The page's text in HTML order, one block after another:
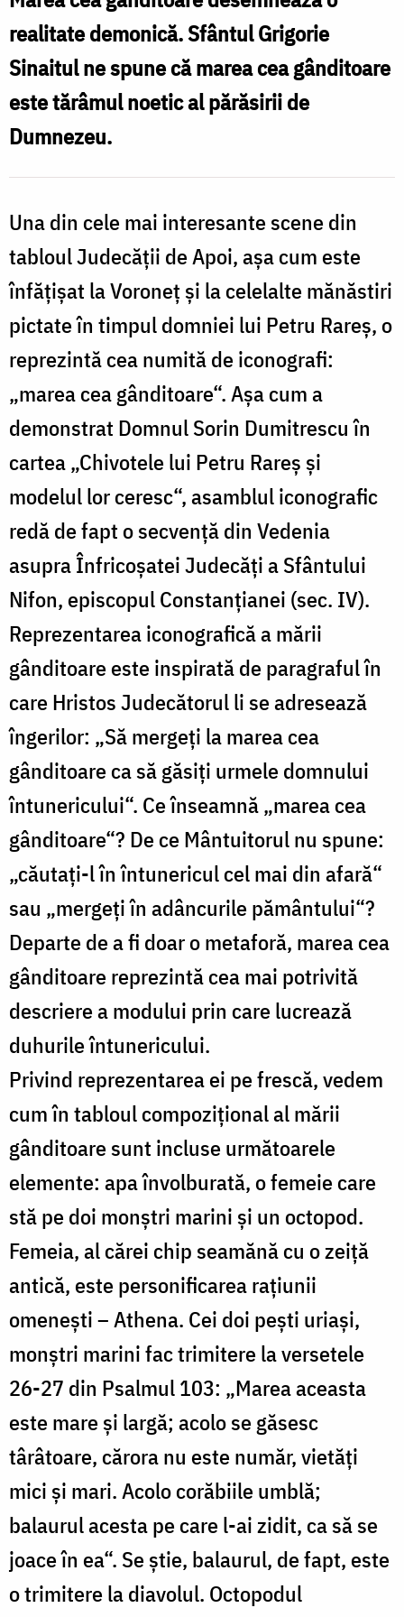
realitate demonică. Sfântul Grigorie
Sinaitul ne spune că marea cea gânditoare
este tărâmul noetic al părăsirii de
Dumnezeu.
Una din cele mai interesante scene din
tabloul Judecății de Apoi, așa cum este
înfățișat la Voroneț și la celelalte mănăstiri
pictate în timpul domniei lui Petru Rareș, o
reprezintă cea numită de iconografi:
„marea cea gânditoare“. Așa cum a
demonstrat Domnul Sorin Dumitrescu în
cartea „Chivotele lui Petru Rareș și
modelul lor ceresc“, asamblul iconografic
redă de fapt o secvență din Vedenia
asupra Înfricoșatei Judecăți a Sfântului
Nifon, episcopul Constanțianei (sec. IV).
Reprezentarea iconografică a mării
gânditoare este inspirată de paragraful în
care Hristos Judecătorul li se adresează
îngerilor: „Să mergeți la marea cea
gânditoare ca să găsiți urmele domnului
întunericului“. Ce înseamnă „marea cea
gânditoare“? De ce Mântuitorul nu spune:
„căutați-l în întunericul cel mai din afară“
sau „mergeți în adâncurile pământului“?
Departe de a fi doar o metaforă, marea cea
gânditoare reprezintă cea mai potrivită
descriere a modului prin care lucrează
duhurile întunericului.
Privind reprezentarea ei pe frescă, vedem
cum în tabloul compozițional al mării
gânditoare sunt incluse următoarele
elemente: apa învolburată, o femeie care
stă pe doi monștri marini și un octopod.
Femeia, al cărei chip seamănă cu o zeiță
antică, este personificarea rațiunii
omenești – Athena. Cei doi pești uriași,
monștri marini fac trimitere la versetele
26-27 din Psalmul 103: „Marea aceasta
este mare și largă; acolo se găsesc
târâtoare, cărora nu este număr, vietăți
mici și mari. Acolo corăbiile umblă;
balaurul acesta pe care l-ai zidit, ca să se
joace în ea“. Se știe, balaurul, de fapt, este
o trimitere la diavolul. Octopodul